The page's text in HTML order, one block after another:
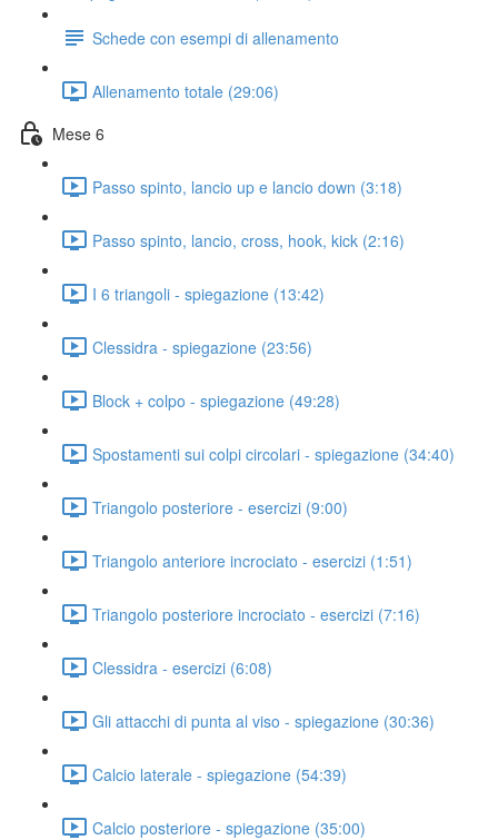
Schede con esempi di allenamento
Allenamento totale (29:06)
Mese 6
Passo spinto, lancio up e lancio down (3:18)
Passo spinto, lancio, cross, hook, kick (2:16)
I 6 triangoli - spiegazione (13:42)
Clessidra - spiegazione (23:56)
Block + colpo - spiegazione (49:28)
Spostamenti sui colpi circolari - spiegazione (34:40)
Triangolo posteriore - esercizi (9:00)
Triangolo anteriore incrociato - esercizi (1:51)
Triangolo posteriore incrociato - esercizi (7:16)
Clessidra - esercizi (6:08)
Gli attacchi di punta al viso - spiegazione (30:36)
Calcio laterale - spiegazione (54:39)
Calcio posteriore - spiegazione (35:00)